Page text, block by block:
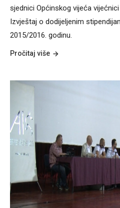
sjednici Općinskog vijeća
Izvještaj o dodijeljenim
2015/2016. godinu.
Pročitaj više